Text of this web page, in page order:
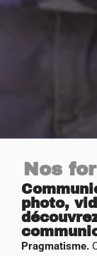
Nos
photo,
Pragmatisme.